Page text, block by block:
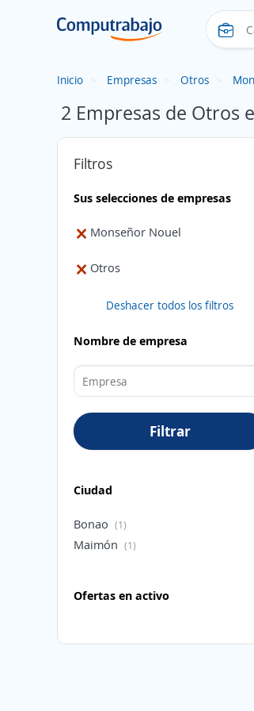
Inicio Empresas Otros
2 Empresas de Otros
Filtros
Sus selecciones de empresas
Monseñor Nouel
Otros
Deshacer todos los filtros
Nombre de empresa
Filtrar
Ciudad
Bonao (1)
Maimón (1)
Ofertas en activo